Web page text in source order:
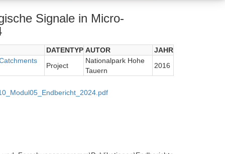
Signale in Micro-
DATENTYP AUTOR
JAHR
Project
Nationalpark Hohe
Tauern
2016